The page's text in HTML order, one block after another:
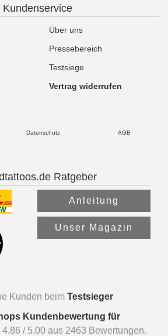
Kundenservice
Über uns
Pressebereich
Testsiege
Vertrag widerrufen
Datenschutz AGB
Ratgeber
Anleitung
Unser Magazin
Kunden beim Testsieger
Kundenbewertung für
4.86 / 5.00 aus 2463 Bewertungen.